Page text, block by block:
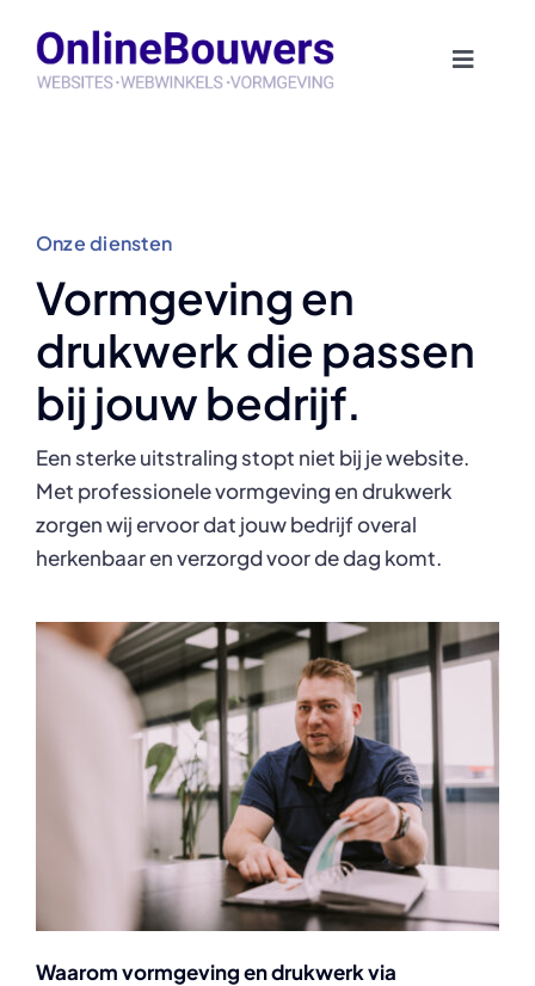
content
Toggle
Diensten
Klanten
Onze diensten
Vormgeving en
drukwerk die passen
bij jouw bedrijf.
Een sterke uitstraling stopt niet bij je website.
Met professionele vormgeving en drukwerk
zorgen wij ervoor dat jouw bedrijf overal
herkenbaar en verzorgd voor de dag komt.
Waarom vormgeving en drukwerk via